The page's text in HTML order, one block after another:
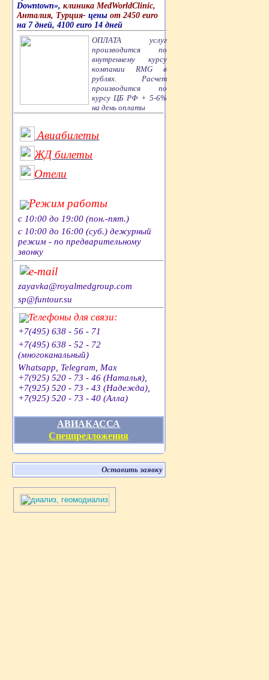
Downtown», клиника MedWorldClinic,
Анталия, Турция- цены от 2450 euro
на 7 дней, 4100 euro 14 дней
ОПЛАТА услуг
производится по
внутреннему курсу
компании RMG в
рублях. Расчет
производится по
курсу ЦБ РФ + 5-6%
на день оплаты
Авиабилеты
ЖД билеты
Отели
Режим работы
с 10:00 до 19:00 (пон.-пят.)
с 10:00 до 16:00 (суб.) дежурный
режим - по предварительному
звонку
e-mail
zayavka@royalmedgroup.com
sp@funtour.su
Телефоны для связи:
+7(495) 638 - 56 - 71
+7(495) 638 - 52 - 72
(многоканальный)
Whatsapp, Telegram, Max
+7(925) 520 - 73 - 46 (Наталья),
+7(925) 520 - 73 - 43 (Надежда),
+7(925) 520 - 73 - 40 (Алла)
АВИАКАССА
Спецпредложения
Оставить заявку